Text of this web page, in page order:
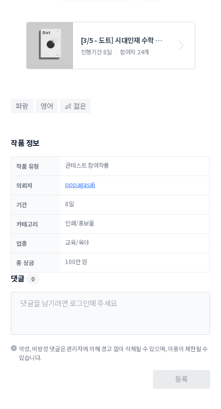
[3/5 - 도트] 시대인재 수학 교
재 표지 콘테스트 3
진행기간 8일 참여작 24개
파랑 영어 👶 젊은
작품 정보
작품 유형 콘테스트 참여작품
의뢰자 pppagasali
기간 8일
카테고리 인쇄/홍보물
업종 교육/육아
총 상금 100만 원
댓글 0
악성, 비방성 댓글은 관리자에 의해 경고 없이 삭제될 수 있으며, 이용이 제한될 수
있습니다.
등록